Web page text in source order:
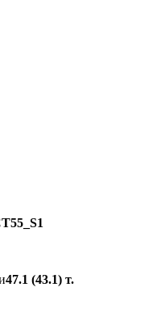
47.1 (43.1) т.